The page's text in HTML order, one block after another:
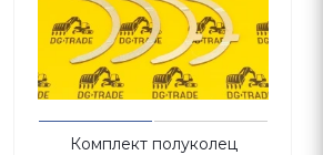
Комплект полуколец